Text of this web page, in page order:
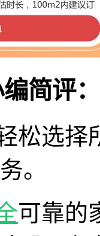
简评：
松选
。
可靠的